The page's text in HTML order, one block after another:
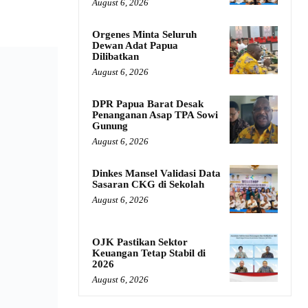
August 6, 2026
Orgenes Minta Seluruh
Dewan Adat Papua
Dilibatkan
August 6, 2026
DPR Papua Barat Desak
Penanganan Asap TPA Sowi
Gunung
August 6, 2026
Dinkes Mansel Validasi Data
Sasaran CKG di Sekolah
August 6, 2026
OJK Pastikan Sektor
Keuangan Tetap Stabil di
2026
August 6, 2026